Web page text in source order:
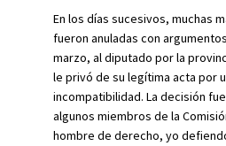
En los días sucesivos, muchas
fueron anuladas con
marzo, al diputado por la
le privó de su legítima acta por
incompatibilidad. La decisión
algunos miembros de la
hombre de derecho, yo